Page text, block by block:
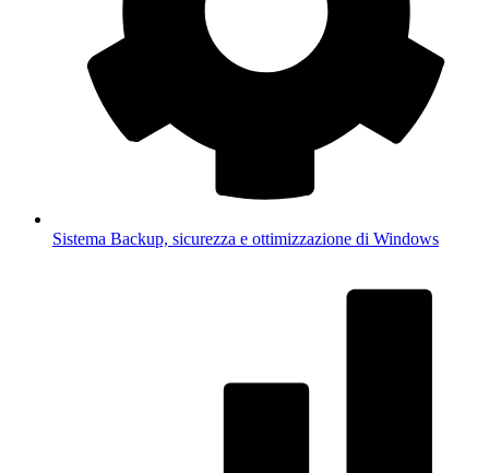
Sistema Backup, sicurezza e ottimizzazione di Windows